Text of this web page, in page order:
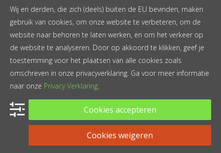
Wij en derden, die zich (deels) buiten de EU bevinden, maken
gebruik van cookies, om onze website te verbeteren, om de
website naar behoren te laten werken, en om het verkeer op
de website te analyseren. Door op akkoord te klikken, geef je
toestemming voor het plaatsen van alle cookies zoals
omschreven in onze privacyverklaring. Ga voor meer informatie
naar onze Privacy Verklaring.
Cookies accepteren
Cookies weigeren